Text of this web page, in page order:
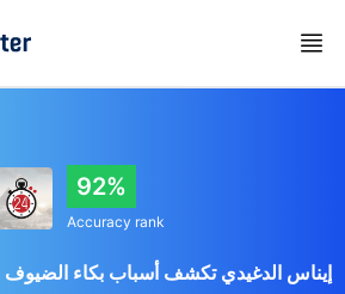
92%
Accuracy rank
إيناس الدغيدي تكشف أسباب بكاء الضيوف